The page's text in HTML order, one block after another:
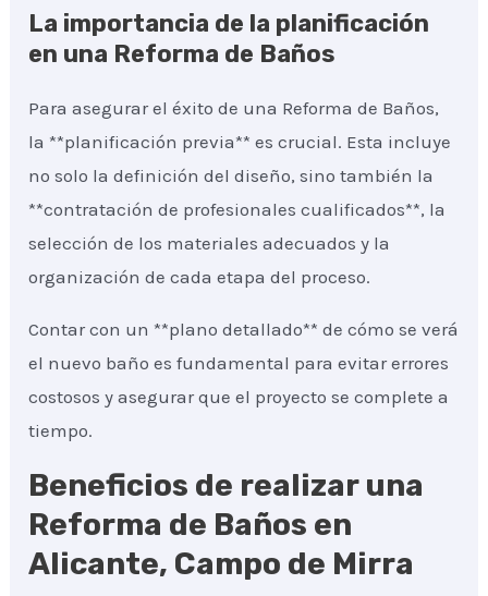
La importancia de la planificación
en una Reforma de Baños
Para asegurar el éxito de una Reforma de Baños,
la **planificación previa** es crucial. Esta incluye
no solo la definición del diseño, sino también la
**contratación de profesionales cualificados**, la
selección de los materiales adecuados y la
organización de cada etapa del proceso.
Contar con un **plano detallado** de cómo se verá
el nuevo baño es fundamental para evitar errores
costosos y asegurar que el proyecto se complete a
tiempo.
Beneficios de realizar una
Reforma de Baños en
Alicante, Campo de Mirra